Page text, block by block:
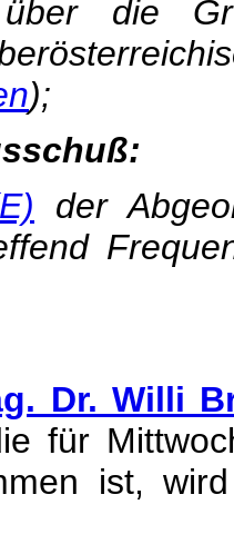
über die
);
der
Dr. Willi
für
ist,